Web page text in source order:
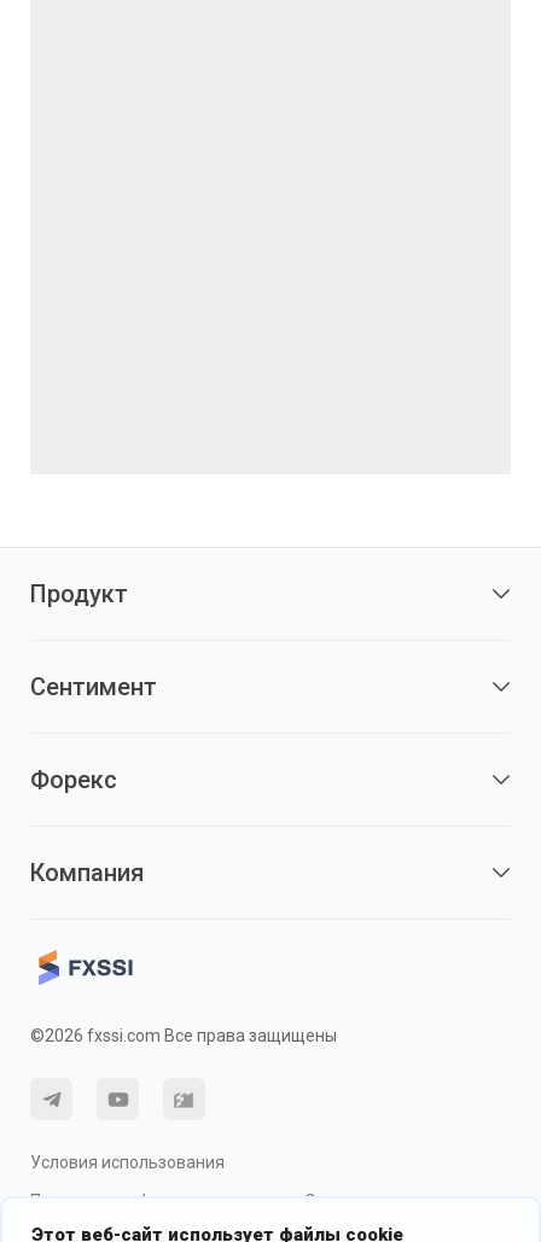
Этот веб-сайт использует файлы cookie
Продукт
Сентимент
Форекс
Компания
©2026 fxssi.com Все права защищены
Условия использования
Политика конфиденциальности
О рисках